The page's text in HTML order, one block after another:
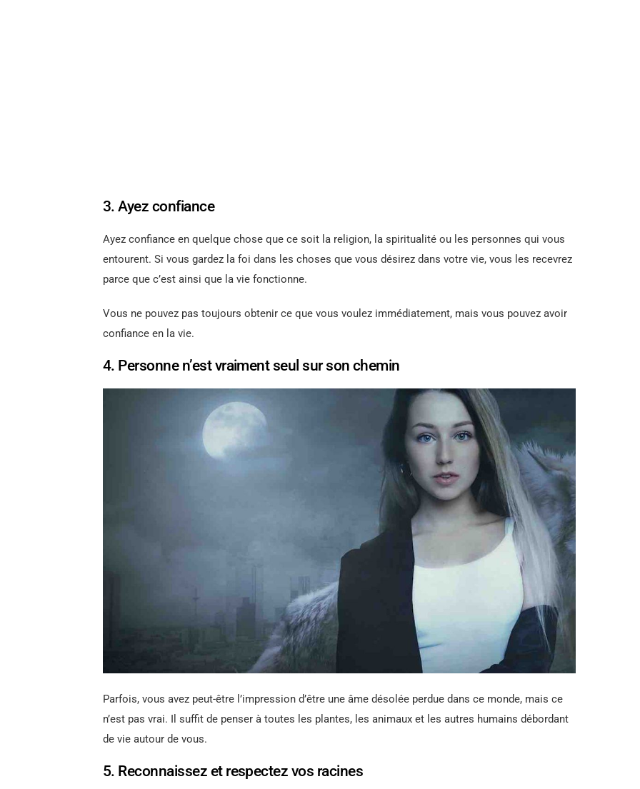
3. Ayez confiance
Ayez confiance en quelque chose que ce soit la religion, la spiritualité ou les personnes qui vous
entourent. Si vous gardez la foi dans les choses que vous désirez dans votre vie, vous les recevrez
parce que c’est ainsi que la vie fonctionne.
Vous ne pouvez pas toujours obtenir ce que vous voulez immédiatement, mais vous pouvez avoir
confiance en la vie.
4. Personne n’est vraiment seul sur son chemin
Parfois, vous avez peut-être l’impression d’être une âme désolée perdue dans ce monde, mais ce
n’est pas vrai. Il suffit de penser à toutes les plantes, les animaux et les autres humains débordant
de vie autour de vous.
5. Reconnaissez et respectez vos racines